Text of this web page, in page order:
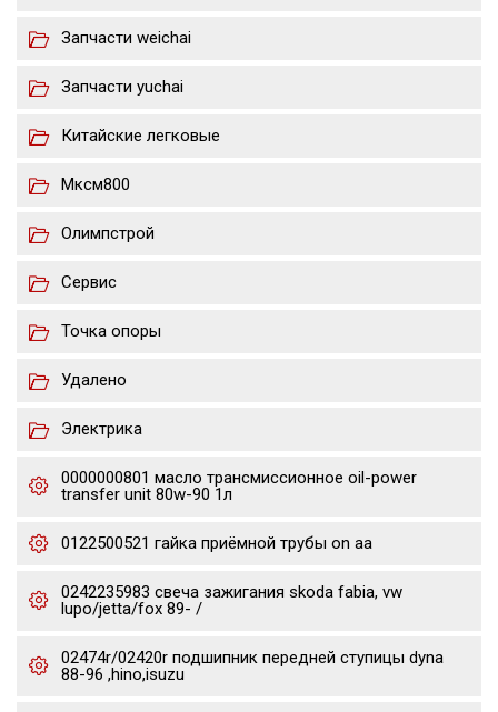
Запчасти weichai
Запчасти yuchai
Китайские легковые
Мксм800
Олимпстрой
Сервис
Точка опоры
Удалено
Электрика
0000000801 масло трансмиссионное oil-power
transfer unit 80w-90 1л
0122500521 гайка приёмной трубы on aa
0242235983 свеча зажигания skoda fabia, vw
lupo/jetta/fox 89- /
02474r/02420r подшипник передней ступицы dyna
88-96 ,hino,isuzu